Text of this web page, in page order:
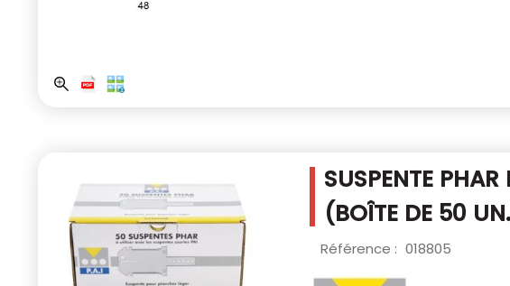
SUSPENTE
(BOÎTE DE 50
Référence : 018805